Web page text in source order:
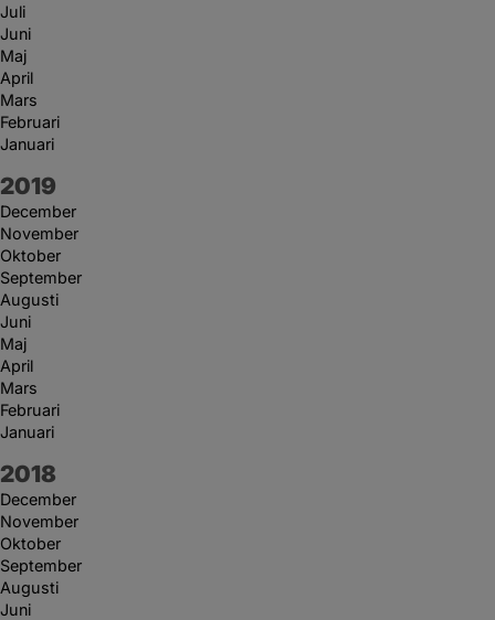
Juli
Juni
Maj
April
Mars
Februari
Januari
År:
2019
December
November
Oktober
September
Augusti
Juni
Maj
April
Mars
Februari
Januari
År:
2018
December
November
Oktober
September
Augusti
Juni